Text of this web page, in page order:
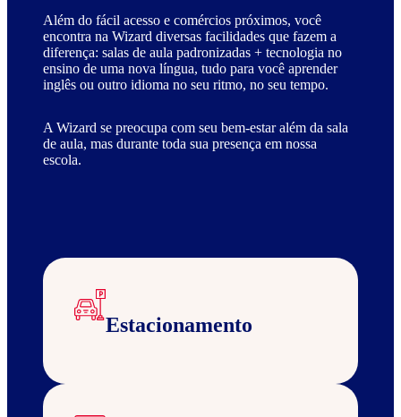
Além do fácil acesso e comércios próximos, você
encontra na Wizard diversas facilidades que fazem a
diferença: salas de aula padronizadas + tecnologia no
ensino de uma nova língua, tudo para você aprender
inglês ou outro idioma no seu ritmo, no seu tempo.
A Wizard se preocupa com seu bem-estar além da sala
de aula, mas durante toda sua presença em nossa
escola.
Estacionamento